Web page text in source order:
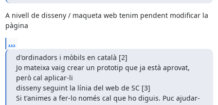
A nivell de disseny / maqueta web tenim pendent modificar la
pàgina
...
d'ordinadors i mòbils en català [2]
Jo mateixa vaig crear un prototip que ja està aprovat,
però cal aplicar-li
disseny seguint la línia del web de SC [3]
Si t'animes a fer-lo només cal que ho diguis. Puc ajudar-